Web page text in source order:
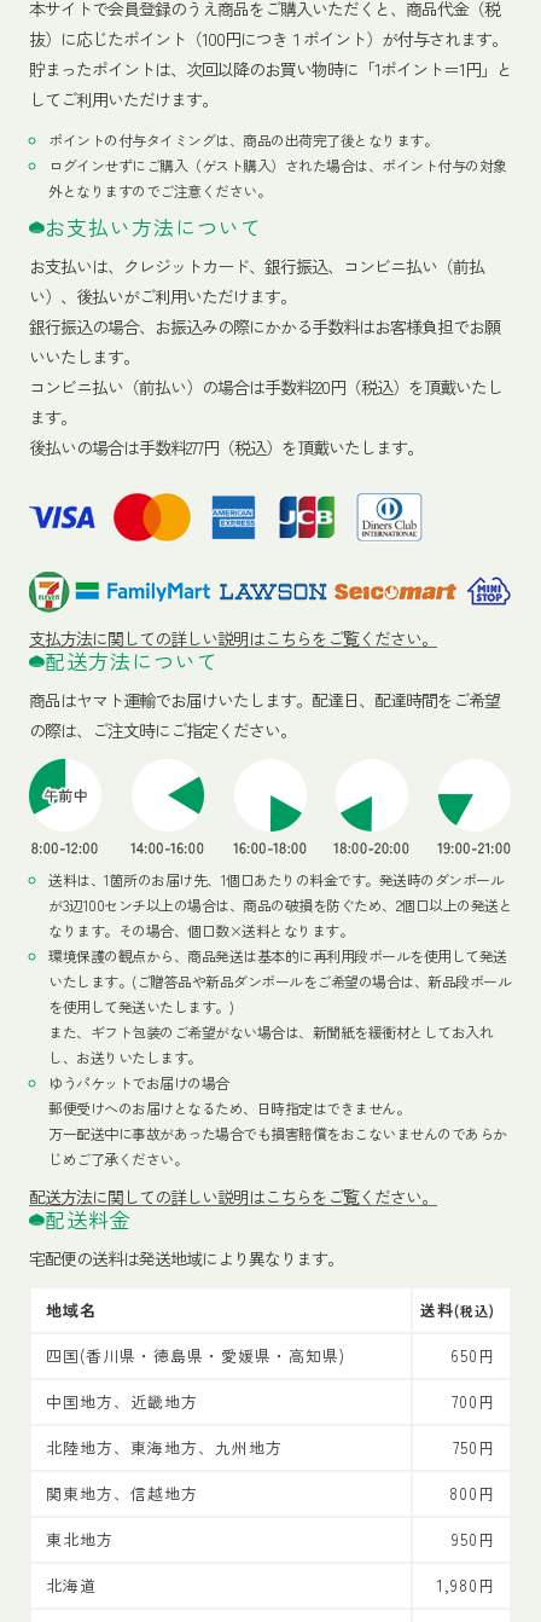
本サイトで会員登録のうえ商品をご購入いただくと、商品代金（税
抜）に応じたポイント（100円につき１ポイント）が付与されます。
貯まったポイントは、次回以降のお買い物時に「1ポイント＝1円」と
してご利用いただけます。
ポイントの付与タイミングは、商品の出荷完了後となります。
ログインせずにご購入（ゲスト購入）された場合は、ポイント付与の対象
外となりますのでご注意ください。
お支払い方法について
お支払いは、クレジットカード、銀行振込、コンビニ払い（前払
い）、後払いがご利用いただけます。
銀行振込の場合、お振込みの際にかかる手数料はお客様負担でお願
いいたします。
コンビニ払い（前払い）の場合は手数料220円（税込）を頂戴いたし
ます。
後払いの場合は手数料277円（税込）を頂戴いたします。
支払方法に関しての詳しい説明はこちらをご覧ください。
配送方法について
商品はヤマト運輸でお届けいたします。 配達日、配達時間をご希望
の際は、ご注文時にご指定ください。
送料は、1箇所のお届け先、1個口あたりの料金です。発送時のダンボール
が3辺100センチ以上の場合は、商品の破損を防ぐため、2個口以上の発送と
なります。その場合、個口数×送料となります。
環境保護の観点から、商品発送は基本的に再利用段ボールを使用して発送
いたします。(ご贈答品や新品ダンボールをご希望の場合は、新品段ボール
を使用して発送いたします。)
また、ギフト包装のご希望がない場合は、新聞紙を緩衝材としてお入れ
し、お送りいたします。
ゆうパケットでお届けの場合
郵便受けへのお届けとなるため、日時指定はできません。
万一配送中に事故があった場合でも損害賠償をおこないませんのであらか
じめご了承ください。
配送方法に関しての詳しい説明はこちらをご覧ください。
配送料金
宅配便の送料は発送地域により異なります。
地域名 送料(税込)
四国(香川県・徳島県・愛媛県・高知県)
650円
中国地方、近畿地方
700円
北陸地方、東海地方、九州地方
750円
関東地方、信越地方
800円
東北地方
950円
北海道
1,980円